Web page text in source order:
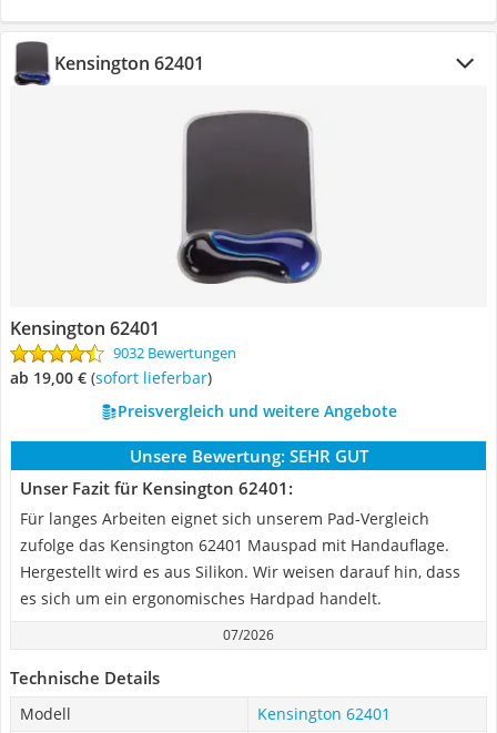
Kensington 62401
Kensington 62401
9032 Bewertungen
ab 19,00 € ( Sofort lieferbar)
Preisvergleich und weitere Angebote
Unsere Bewertung: SEHR GUT
Unser Fazit für Kensington 62401:
Für langes Arbeiten eignet sich unserem Pad-Vergleich
zufolge das Kensington 62401 Mauspad mit Handauflage.
Hergestellt wird es aus Silikon. Wir weisen darauf hin, dass
es sich um ein ergonomisches Hardpad handelt.
07/2026
Technische Details
Modell
Kensington 62401